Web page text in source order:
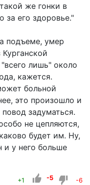
же гонки в
за его здоровье."
подъеме, умер
лишь" около
кажется.
больной
это произошло и
задуматься.
не цепляются,
будет им. Ну,
и у него больше
+1 -5 -6